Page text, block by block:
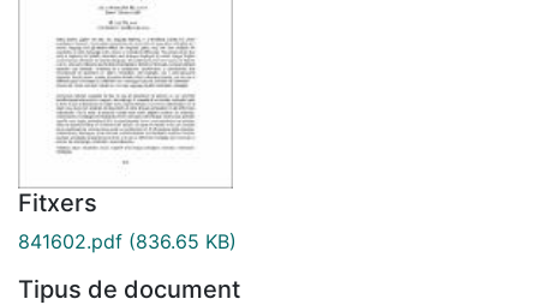
Fitxers
841602.pdf (836.65 KB)
Tipus de document